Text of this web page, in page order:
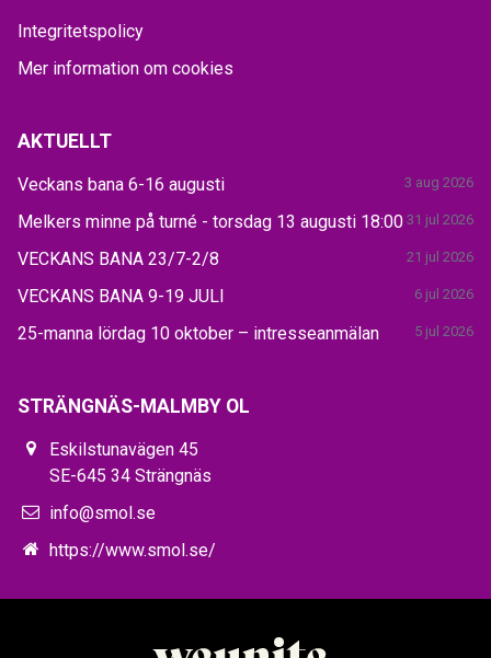
Integritetspolicy
Mer information om cookies
AKTUELLT
Veckans bana 6-16 augusti 3 aug 2026
Melkers minne på turné - torsdag 13 augusti 18:00 31 jul 2026
VECKANS BANA 23/7-2/8 21 jul 2026
VECKANS BANA 9-19 JULI 6 jul 2026
25-manna lördag 10 oktober – intresseanmälan 5 jul 2026
STRÄNGNÄS-MALMBY OL
Eskilstunavägen 45
SE-645 34 Strängnäs
info@smol.se
https://www.smol.se/